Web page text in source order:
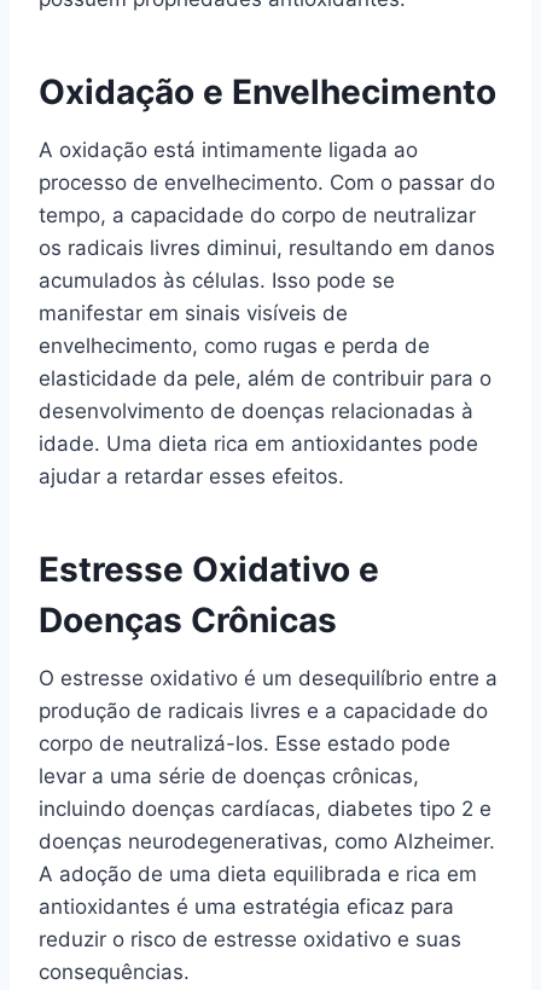
Oxidação e Envelhecimento
A oxidação está intimamente ligada ao
processo de envelhecimento. Com o passar do
tempo, a capacidade do corpo de neutralizar
os radicais livres diminui, resultando em danos
acumulados às células. Isso pode se
manifestar em sinais visíveis de
envelhecimento, como rugas e perda de
elasticidade da pele, além de contribuir para o
desenvolvimento de doenças relacionadas à
idade. Uma dieta rica em antioxidantes pode
ajudar a retardar esses efeitos.
Estresse Oxidativo e
Doenças Crônicas
O estresse oxidativo é um desequilíbrio entre a
produção de radicais livres e a capacidade do
corpo de neutralizá-los. Esse estado pode
levar a uma série de doenças crônicas,
incluindo doenças cardíacas, diabetes tipo 2 e
doenças neurodegenerativas, como Alzheimer.
A adoção de uma dieta equilibrada e rica em
antioxidantes é uma estratégia eficaz para
reduzir o risco de estresse oxidativo e suas
consequências.